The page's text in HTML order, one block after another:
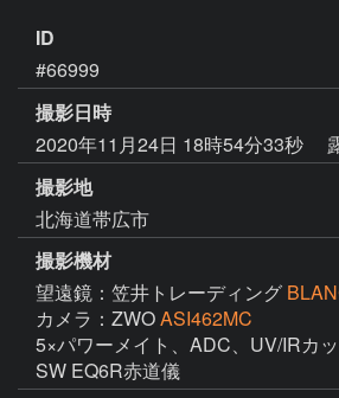
ID
#66999
撮影日時
2020年11月24日 18時54分33秒
撮影地
北海道帯広市
撮影機材
望遠鏡：笠井トレーディング
カメラ：ZWOASI462MC
5×パワーメイト、ADC、UV/IRカ
SW EQ6R赤道儀